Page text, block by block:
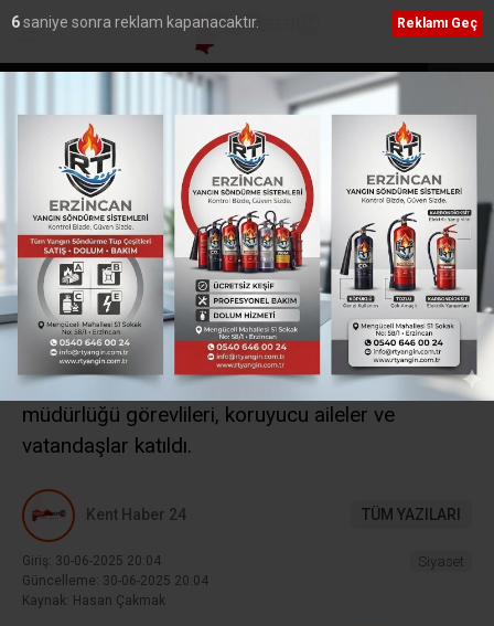
Öğrenci affı yürürlüğe girdi: Üniversiteye dönüş
Ana Sayfa›Siyaset
AK Parti’li Kadınlar,
koruyucu ailelerle buluştu
30 Haziran Koruyucu Aile Günü’nde AK Parti
Erzincan Kadın Kolları Başkanlığı tarafından
eğitim toplantısı düzenlendi. Toplantıya AK Parti
Kadın Kolları teşkilatı, Aile ve Sosyal Hizmetler
müdürlüğü görevlileri, koruyucu aileler ve
vatandaşlar katıldı.
Kent Haber 24 TÜM YAZILARI
Giriş: 30-06-2025 20:04
Güncelleme: 30-06-2025 20:04
Kaynak: Hasan Çakmak
Siyaset
5saniye sonra reklam kapanacaktır. Reklamı Geç